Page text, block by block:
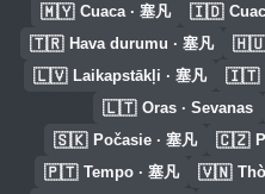
🇲🇾 Cuaca · 塞凡 🇮🇩
🇹🇷 Hava durumu · 塞凡 🇭🇺
🇱🇻 Laikapstākļi · 塞凡 🇮🇹
🇱🇹 Oras · Sevanas
🇸🇰 Počasie · 塞凡 🇨🇿
🇵🇹 Tempo · 塞凡 🇻🇳